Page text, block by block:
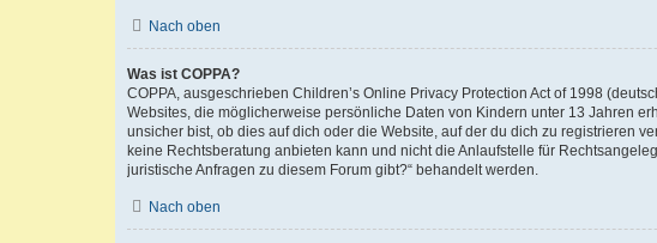
Nach oben
Was ist COPPA?
COPPA, ausgeschrieben Children’s Online Privacy Protection Act of 1998
Websites, die möglicherweise persönliche Daten von Kindern unter 13 Jahren
unsicher bist, ob dies auf dich oder die Website, auf der du dich zu registrieren
keine Rechtsberatung anbieten kann und nicht die Anlaufstelle für
juristische Anfragen zu diesem Forum gibt?“ behandelt werden.
Nach oben